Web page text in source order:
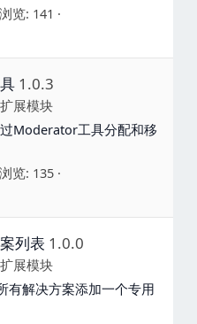
浏览 141
1.0.3
展模块
Moderator工具分配和移
浏览 135
列表 1.0.0
展模块
有解决方案添加一个专用